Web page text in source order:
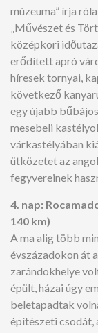
múzeuma” írja
„Művészet és
középkori
erődített apró
híresek tornyai,
következő
egy újabb
mesebeli
várkastélyában
ütközetet az
fegyvereinek
4. nap:
140 km)
A ma alig több
évszázadokon át
zarándokhelye
épült, házai úgy
beletapadtak
építészeti csodát,